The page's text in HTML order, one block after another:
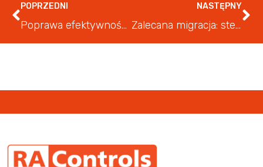
POPRZEDNI
Poprawa efektywności energetycznej dzięki systemowi zarządzania sprężonym powietrzem
NASTĘPNY
Zalecana migracja: sterowniki z serii MicroLogix™ 1200